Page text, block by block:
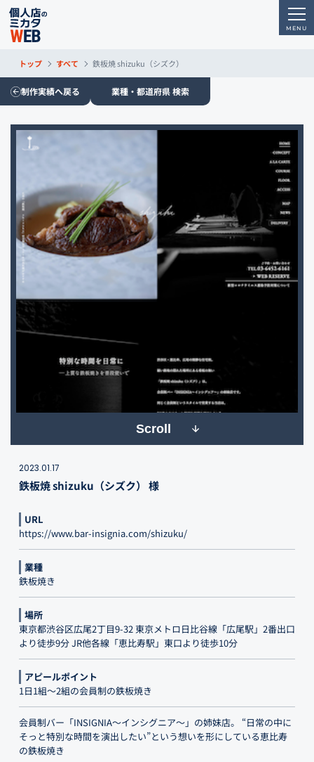
トップ すべて 鉄板焼 shizuku（シズク）
制作実績へ戻る 業種・都道府県 検索
Scroll
2023.01.17
鉄板焼 shizuku（シズク） 様
URL
https://www.bar-insignia.com/shizuku/
業種
鉄板焼き
場所
東京都渋谷区広尾2丁目9-32 東京メトロ日比谷線「広尾駅」2番出口
より徒歩9分 JR他各線「恵比寿駅」東口より徒歩10分
アピールポイント
1日1組〜2組の会員制の鉄板焼き
会員制バー「INSIGNIA～インシグニア～」の姉妹店。 “日常の中に
そっと特別な時間を演出したい”という想いを形にしている恵比寿
の鉄板焼き